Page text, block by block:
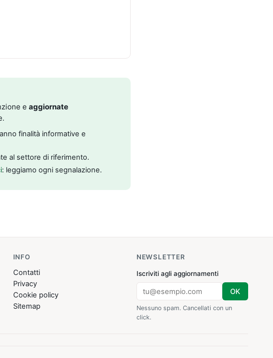
e aggiornate
finalità informative e
al settore di riferimento.
: leggiamo ogni segnalazione.
INFO
Contatti
Privacy
Cookie policy
Sitemap
NEWSLETTER
Iscriviti agli aggiornamenti
OK
Nessuno spam. Cancellati con un
click.